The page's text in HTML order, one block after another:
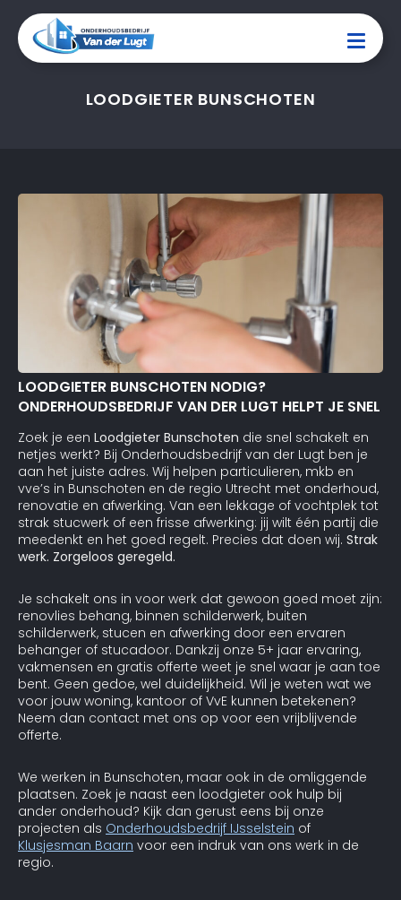
LOODGIETER BUNSCHOTEN
LOODGIETER BUNSCHOTEN NODIG?
ONDERHOUDSBEDRIJF VAN DER LUGT HELPT JE SNEL
Zoek je een Loodgieter Bunschoten die snel schakelt en
netjes werkt? Bij Onderhoudsbedrijf van der Lugt ben je
aan het juiste adres. Wij helpen particulieren, mkb en
vve’s in Bunschoten en de regio Utrecht met onderhoud,
renovatie en afwerking. Van een lekkage of vochtplek tot
strak stucwerk of een frisse afwerking: jij wilt één partij die
meedenkt en het goed regelt. Precies dat doen wij. Strak
werk. Zorgeloos geregeld.
Je schakelt ons in voor werk dat gewoon goed moet zijn:
renovlies behang, binnen schilderwerk, buiten
schilderwerk, stucen en afwerking door een ervaren
behanger of stucadoor. Dankzij onze 5+ jaar ervaring,
vakmensen en gratis offerte weet je snel waar je aan toe
bent. Geen gedoe, wel duidelijkheid. Wil je weten wat we
voor jouw woning, kantoor of VvE kunnen betekenen?
Neem dan contact met ons op voor een vrijblijvende
offerte.
We werken in Bunschoten, maar ook in de omliggende
plaatsen. Zoek je naast een loodgieter ook hulp bij
ander onderhoud? Kijk dan gerust eens bij onze
projecten als Onderhoudsbedrijf IJsselstein of
Klusjesman Baarn voor een indruk van ons werk in de
regio.